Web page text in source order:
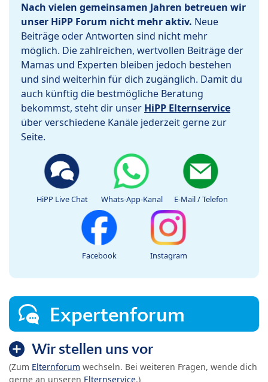
Nach vielen gemeinsamen Jahren betreuen wir
unser HiPP Forum nicht mehr aktiv. Neue
Beiträge oder Antworten sind nicht mehr
möglich. Die zahlreichen, wertvollen Beiträge der
Mamas und Experten bleiben jedoch bestehen
und sind weiterhin für dich zugänglich. Damit du
auch künftig die bestmögliche Beratung
bekommst, steht dir unser HiPP Elternservice
über verschiedene Kanäle jederzeit gerne zur
Seite.
HiPP Live Chat Whats-App-Kanal E-Mail / Telefon
Facebook Instagram
Expertenforum
Wir stellen uns vor
(Zum Elternforum wechseln. Bei weiteren Fragen, wende dich
gerne an unseren Elternservice.)